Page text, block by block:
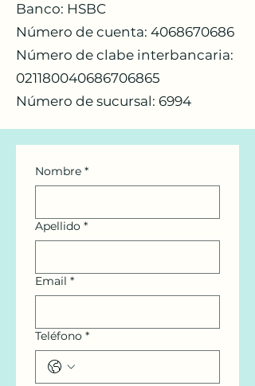
Banco: HSBC
Número de cuenta: 4068670686
Número de clabe interbancaria:
021180040686706865
Número de sucursal: 6994
Nombre *
Apellido *
Email *
Teléfono *